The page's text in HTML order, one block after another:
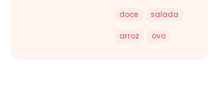
doce salada
arroz ovo